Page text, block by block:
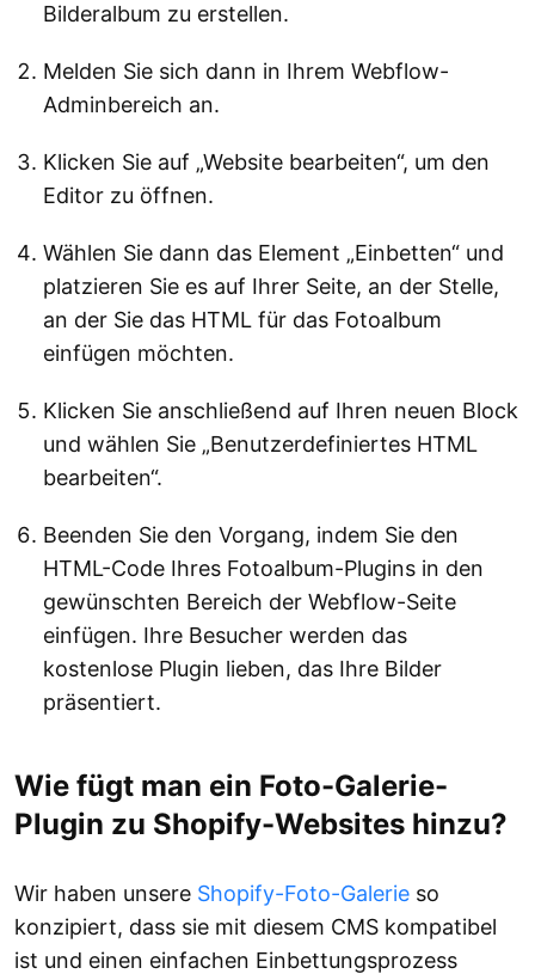
Bilderalbum zu erstellen.
Melden Sie sich dann in Ihrem Webflow-
Adminbereich an.
Klicken Sie auf „Website bearbeiten“, um den
Editor zu öffnen.
Wählen Sie dann das Element „Einbetten“ und
platzieren Sie es auf Ihrer Seite, an der Stelle,
an der Sie das HTML für das Fotoalbum
einfügen möchten.
Klicken Sie anschließend auf Ihren neuen Block
und wählen Sie „Benutzerdefiniertes HTML
bearbeiten“.
Beenden Sie den Vorgang, indem Sie den
HTML-Code Ihres Fotoalbum-Plugins in den
gewünschten Bereich der Webflow-Seite
einfügen. Ihre Besucher werden das
kostenlose Plugin lieben, das Ihre Bilder
präsentiert.
Wie fügt man ein Foto-Galerie-
Plugin zu Shopify-Websites hinzu?
Wir haben unsere Shopify-Foto-Galerie so
konzipiert, dass sie mit diesem CMS kompatibel
ist und einen einfachen Einbettungsprozess